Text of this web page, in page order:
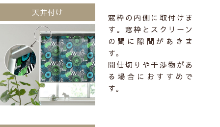
天井付け
窓枠の内側に取付けま
す。窓枠とスクリーン
の間に隙間があきま
す。
間仕切りや干渉物があ
る場合におすすめで
す。